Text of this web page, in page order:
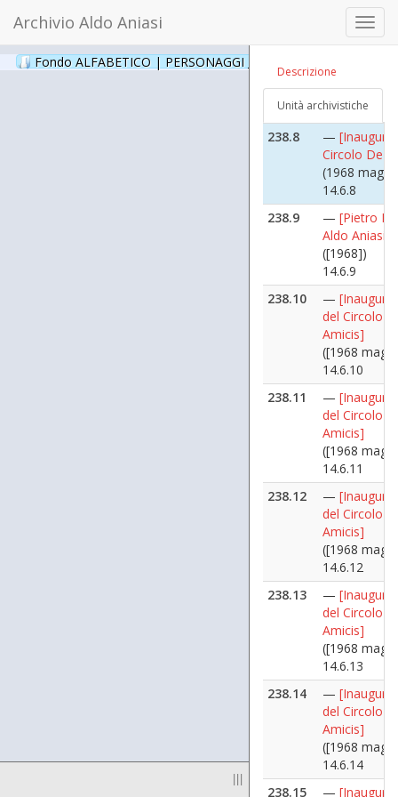
Archivio Aldo Aniasi
Fondo ALFABETICO | PERSONAGGI _ Archivio Fotografico
|||
Descrizione
Unità archivistiche
14.6.6
Amicis]
([1968
14.6.7
238.8
—
Circolo De
(1968
14.6.8
238.9
— [Pietro
Aldo Aniasi]
([1968])
14.6.9
238.10
—
del Circolo
Amicis]
([1968
14.6.10
238.11
—
del Circolo
Amicis]
([1968
14.6.11
238.12
—
del Circolo
Amicis]
([1968
14.6.12
238.13
—
del Circolo
Amicis]
([1968
14.6.13
238.14
—
del Circolo
Amicis]
([1968
14.6.14
238.15
—